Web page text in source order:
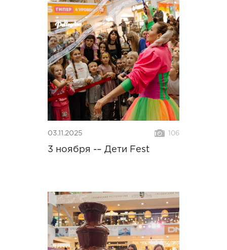
03.11.2025 106
3 ноября -– Дети Fest